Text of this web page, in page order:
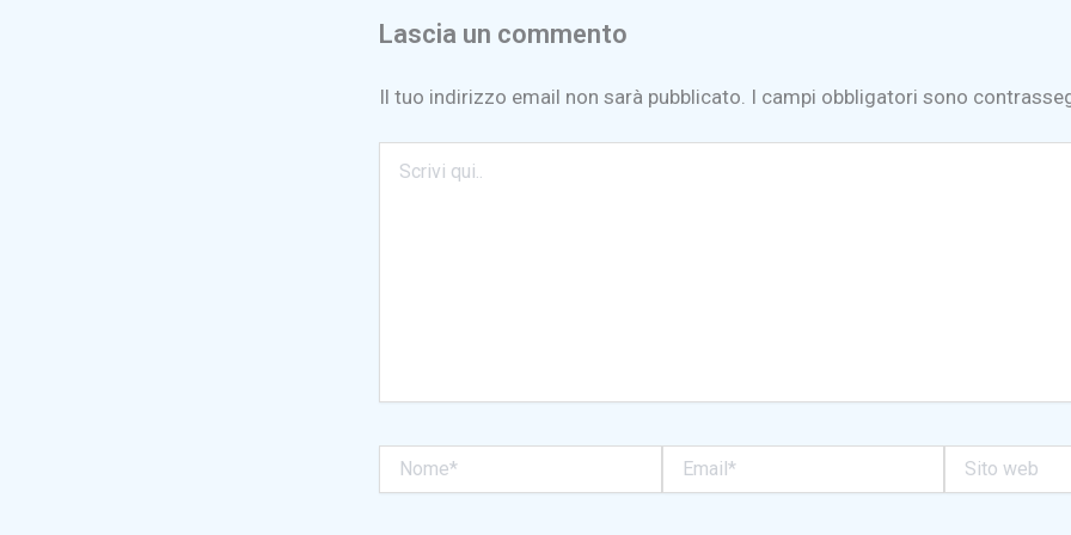
Lascia un commento
Il tuo indirizzo email non sarà pubblicato. I campi obbligatori sono
qui..
web